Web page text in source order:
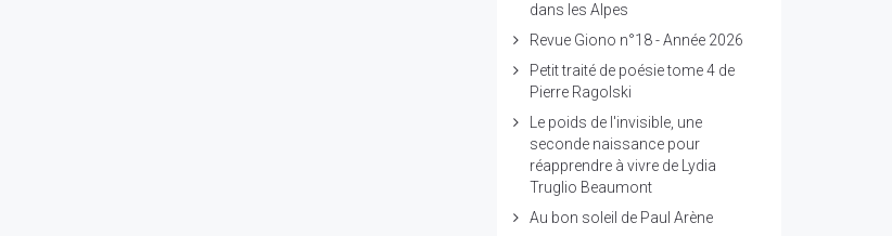
dans les Alpes
Revue Giono n°18 - Année 2026
Petit traité de poésie tome 4 de
Pierre Ragolski
Le poids de l'invisible, une
seconde naissance pour
réapprendre à vivre de Lydia
Truglio Beaumont
Au bon soleil de Paul Arène